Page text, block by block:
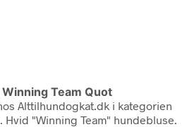
Team Quot
Alttilhundogkat.dk i kategorien
. Hvid "Winning Team" hundebluse.